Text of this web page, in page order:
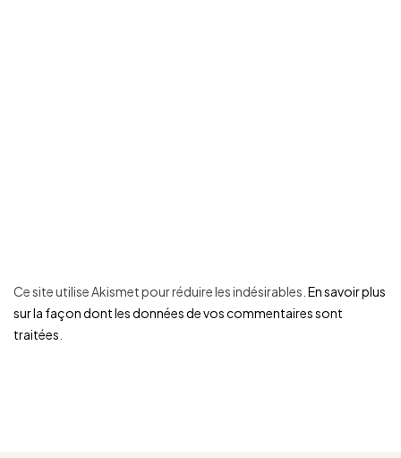
Ce site utilise Akismet pour réduire les indésirables. En savoir plus
sur la façon dont les données de vos commentaires sont
traitées